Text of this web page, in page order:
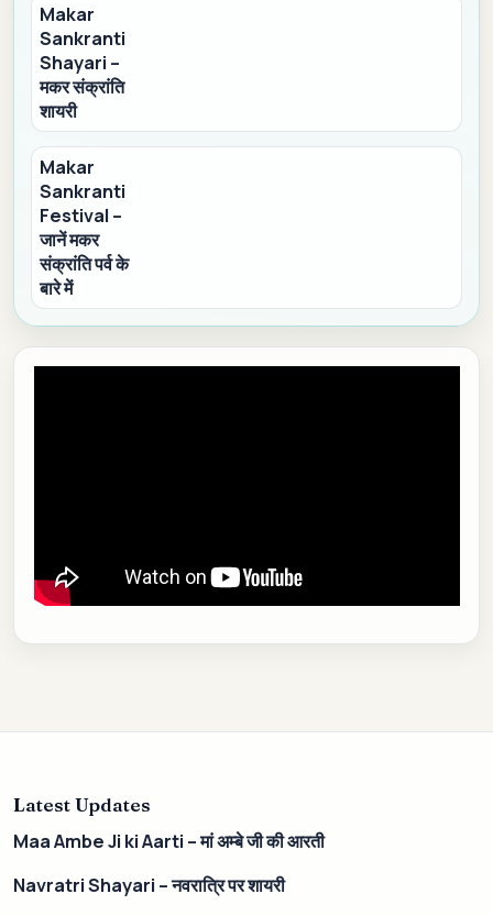
Makar
Sankranti
Shayari –
मकर संक्रांति
शायरी
Makar
Sankranti
Festival –
जानें मकर
संक्रांति पर्व के
बारे में
Latest Updates
Maa Ambe Ji ki Aarti – मां अम्बे जी की आरती
Navratri Shayari – नवरात्रि पर शायरी